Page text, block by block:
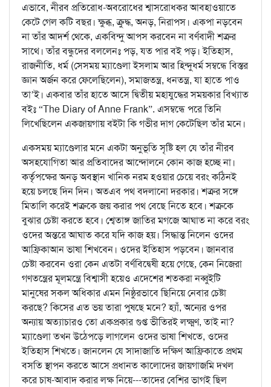
এভাবে, নীরব প্রতিরোধ-অবরোধের শ্বাসরোধকর আবহাওয়াতে
কেটে গেল কটি বছর। ক্ষুব্ধ, ক্রুদ্ধ, অনড়, নিরাপস। একপা নড়বেন
না তাঁর আদর্শ থেকে, একবিন্দু আপস করবেন না বর্ণবাদী শত্রুর
সাথে। তাঁর বন্ধুদের বললেনঃ পড়, যত পার বই পড়। ইতিহাস,
রাজনীতি, ধর্ম (সেসময় ম্যাণ্ডেলা ইসলাম আর হিন্দুধর্ম সম্বন্ধে বিস্তর
জ্ঞান অর্জন করে ফেলেছিলেন), সমাজতন্ত্র, ধনতন্ত্র, যা হাতে পাও
তা’ই। একবার তাঁর হাতে আসে দ্বিতীয় মহাযুদ্ধের সময়কার বিখ্যাত
বইঃ “The Diary of Anne Frank”. এসম্বন্ধে পরে তিনি
লিখেছিলেন একজায়গায় বইটা কি গভীর দাগ কেটেছিল তাঁর মনে।
একসময় ম্যাণ্ডেলার মনে একটা অনুভূতি সৃষ্টি হল যে তাঁর নীরব
অসহযোগিতা আর প্রতিবাদের আন্দোলনে কোন কাজ হচ্ছে না।
কর্তৃপক্ষের অনড় অবস্থান খানিক নরম হওয়ার চেয়ে বরং কঠিনই
হয়ে চলছে দিন দিন। অতএব পথ বদলানো দরকার। শত্রুর সঙ্গে
মিতালি করেই শত্রুকে জয় করার পথ বেছে নিতে হবে। শত্রুকে
বুঝার চেষ্টা করতে হবে। শ্বেতাঙ্গ জাতির মগজে আঘাত না করে বরং
ওদের অন্তরে আঘাত করে যদি কাজ হয়। সিদ্ধান্ত নিলেন ওদের
আফ্রিকাআন ভাষা শিখবেন। ওদের ইতিহাস পড়বেন। জানবার
চেষ্টা করবেন ওরা কেন এতটা বর্ণবিদ্বেষী হয়ে গেছে, কেন নিজেরা
গণতন্ত্রের মূলমন্ত্রে বিশ্বাসী হয়েও এদেশের শতকরা নব্বুইটি
মানুষের সকল অধিকার এমন নিষ্ঠুরভাবে ছিনিয়ে নেবার চেষ্টা
করছে? কিসের এত ভয় তারা পুষছে মনে? হ্যাঁ, অন্যের ওপর
অন্যায় অত্যাচারও তো একপ্রকার গুপ্ত ভীতিরই লক্ষ্মণ, তাই না?
ম্যাণ্ডেলা তখন উঠেপড়ে লাগলেন ওদের ভাষা শিখতে, ওদের
ইতিহাস শিখতে। জানলেন যে সাদাজাতি দক্ষিণ আফ্রিকাতে প্রথম
বসতি স্থাপন করতে আসে প্রধানত কালোদের জায়গাজমি দখল
করে চাষ-আবাদ করার লক্ষ নিয়ে---তাদের বেশির ভাগই ছিল